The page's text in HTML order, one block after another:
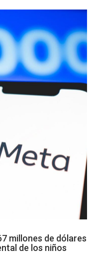
millones de dólares
de los niños